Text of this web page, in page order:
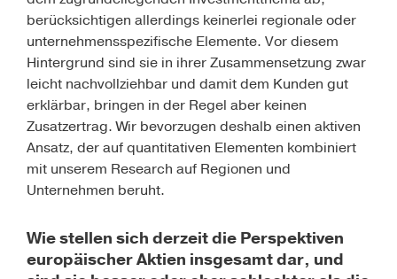
berücksichtigen allerdings keinerlei regionale oder
unternehmensspezifische Elemente. Vor diesem
Hintergrund sind sie in ihrer Zusammensetzung zwar
leicht nachvollziehbar und damit dem Kunden gut
erklärbar, bringen in der Regel aber keinen
Zusatzertrag. Wir bevorzugen deshalb einen aktiven
Ansatz, der auf quantitativen Elementen kombiniert
mit unserem Research auf Regionen und
Unternehmen beruht.
Wie stellen sich derzeit die Perspektiven
europäischer Aktien insgesamt dar, und